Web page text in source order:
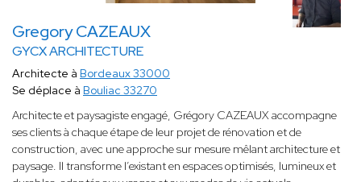
Gregory CAZEAUX
GYCX ARCHITECTURE
Architecte à Bordeaux 33000
Se déplace à Bouliac 33270
Architecte et paysagiste engagé, Grégory CAZEAUX accompagne
ses clients à chaque étape de leur projet de rénovation et de
construction, avec une approche sur mesure mêlant architecture et
paysage. Il transforme l’existant en espaces optimisés, lumineux et